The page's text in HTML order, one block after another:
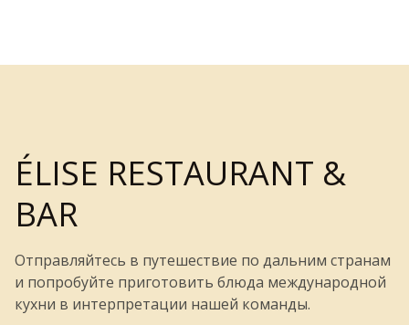
ÉLISE RESTAURANT &
BAR
Отправляйтесь в путешествие по дальним странам
и попробуйте приготовить блюда международной
кухни в интерпретации нашей команды.